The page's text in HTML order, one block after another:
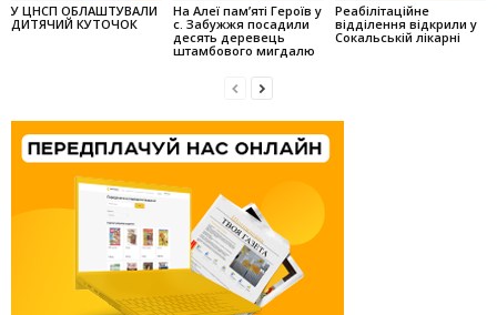
У ЦНСП ОБЛАШТУВАЛИ
ДИТЯЧИЙ КУТОЧОК
На Алеї па­м’яті Героїв у
с. Забужжя поса­дили
десять деревець
штамбо­вого мигдалю
Реабілітаційне
відділення відкрили у
Сокальській лікарні